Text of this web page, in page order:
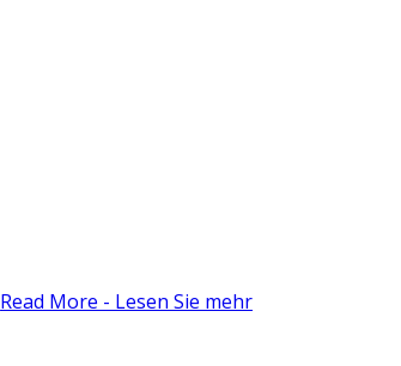
Read More - Lesen Sie mehr